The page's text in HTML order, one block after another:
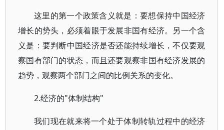
这里的第一个政策含义就是：要想保持中国经济
增长的势头，必须着眼于发展非国有经济。另一个含
义是：要判断中国经济是否还能持续增长，不仅要观
察国有部门的状态，而且还要观察非国有经济发展的
趋势，观察两个部门之间的比例关系的变化。
2.经济的"体制结构"
我们现在就来将一个处于体制转轨过程中的经济